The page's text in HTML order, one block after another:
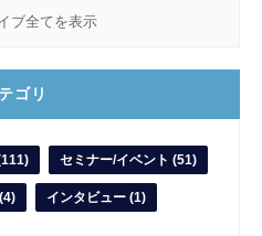
ブ全てを表示
ゴリ
セミナー/イベント (51)
インタビュー (1)